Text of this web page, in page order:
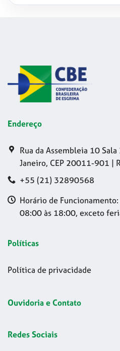
Endereço
Rua da Assembleia 10
Janeiro, CEP 20011-901 |
+55 (21) 32890568
Horário de
08:00 às 18:00, exceto
Políticas
Política de privacidade
Ouvidoria e Contato
Redes Sociais